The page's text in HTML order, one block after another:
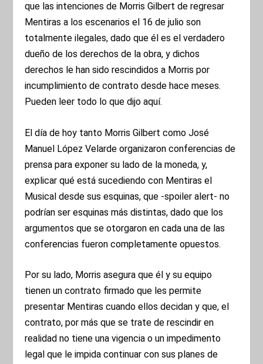
que las intenciones de Morris Gilbert de regresar
Mentiras a los escenarios el 16 de julio son
totalmente ilegales, dado que él es el verdadero
dueño de los derechos de la obra, y dichos
derechos le han sido rescindidos a Morris por
incumplimiento de contrato desde hace meses.
Pueden leer todo lo que dijoaquí.
El día de hoy tanto Morris Gilbert como José
Manuel López Velarde organizaron conferencias de
prensa para exponer su lado de la moneda, y,
explicar qué está sucediendo con Mentiras el
Musical desde sus esquinas, que -spoiler alert- no
podrían ser esquinas más distintas, dado que los
argumentos que se otorgaron en cada una de las
conferencias fueron completamente opuestos.
Por su lado, Morris asegura que él y su equipo
tienen un contrato firmado que les permite
presentar Mentiras cuando ellos decidan y que, el
contrato, por más que se trate de rescindir en
realidad no tiene una vigencia o un impedimento
legal que le impida continuar con sus planes de